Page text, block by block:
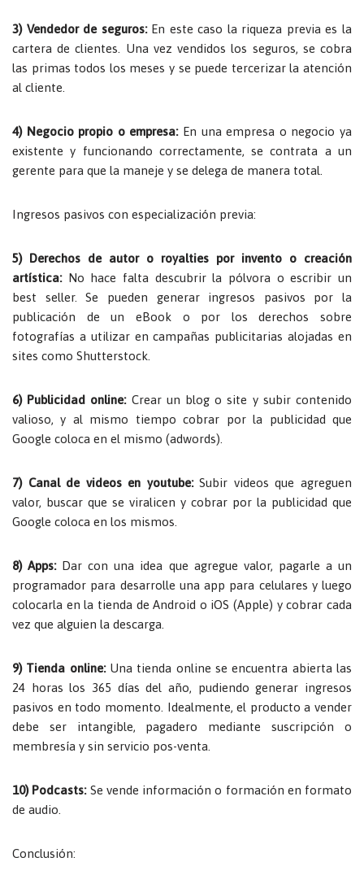
3) Vendedor de seguros:En este caso la riqueza previa es la
cartera de clientes. Una vez vendidos los seguros, se cobra
las primas todos los meses y se puede tercerizar la atención
al cliente.
4) Negocio propio o empresa:En una empresa o negocio ya
existente y funcionando correctamente, se contrata a un
gerente para que la maneje y se delega de manera total.
Ingresos pasivos con especialización previa:
5) Derechos de autor o royalties por invento o creación
artística:No hace falta descubrir la pólvora o escribir un
best seller. Se pueden generar ingresos pasivos por la
publicación de un eBook o por los derechos sobre
fotografías a utilizar en campañas publicitarias alojadas en
sites como Shutterstock.
6) Publicidad online:Crear un blog o site y subir contenido
valioso, y al mismo tiempo cobrar por la publicidad que
Google coloca en el mismo (adwords).
7) Canal de videos en youtube:Subir videos que agreguen
valor, buscar que se viralicen y cobrar por la publicidad que
Google coloca en los mismos.
8) Apps:Dar con una idea que agregue valor, pagarle a un
programador para desarrolle una app para celulares y luego
colocarla en la tienda de Android o iOS (Apple) y cobrar cada
vez que alguien la descarga.
9) Tienda online:Una tienda online se encuentra abierta las
24 horas los 365 días del año, pudiendo generar ingresos
pasivos en todo momento. Idealmente, el producto a vender
debe ser intangible, pagadero mediante suscripción o
membresía y sin servicio pos-venta.
10) Podcasts:Se vende información o formación en formato
de audio.
Conclusión: